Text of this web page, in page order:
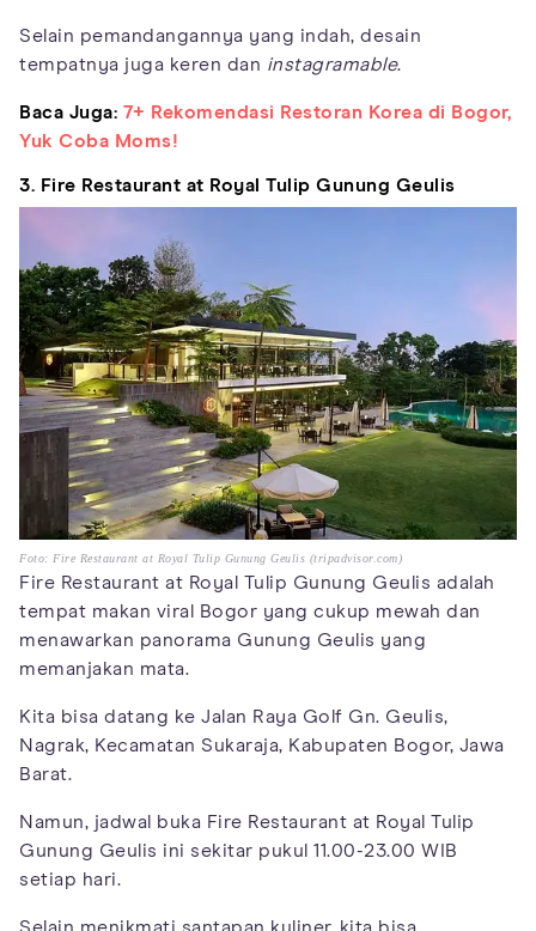
Selain pemandangannya yang indah, desain
tempatnya juga keren dan instagramable.
Baca Juga: 7+ Rekomendasi Restoran Korea di Bogor,
Yuk Coba Moms!
3. Fire Restaurant at Royal Tulip Gunung Geulis
Foto: Fire Restaurant at Royal Tulip Gunung Geulis (tripadvisor.com)
Fire Restaurant at Royal Tulip Gunung Geulis adalah
tempat makan viral Bogor yang cukup mewah dan
menawarkan panorama Gunung Geulis yang
memanjakan mata.
Kita bisa datang ke Jalan Raya Golf Gn. Geulis,
Nagrak, Kecamatan Sukaraja, Kabupaten Bogor, Jawa
Barat.
Namun, jadwal buka Fire Restaurant at Royal Tulip
Gunung Geulis ini sekitar pukul 11.00-23.00 WIB
setiap hari.